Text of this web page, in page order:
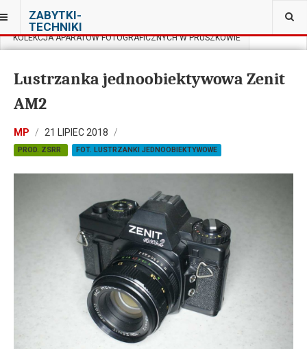
ZABYTKI-
TECHNIKI
JESTEŚ TUTAJ:
KOLEKCJA APARATÓW FOTOGRAFICZNYCH W PRUSZKOWIE
Lustrzanka jednoobiektywowa Zenit
AM2
MP 21 LIPIEC 2018
PROD. ZSRR FOT. LUSTRZANKI JEDNOOBIEKTYWOWE